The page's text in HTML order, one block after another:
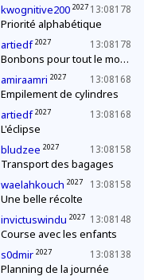
13:08178
kwognitive200 2027
Priorité alphabétique
13:08178
artiedf 2027
Bonbons pour tout le monde !
13:08168
amiraamri 2027
Empilement de cylindres
13:08168
artiedf 2027
L'éclipse
13:08158
bludzee 2027
Transport des bagages
13:08158
waelahkouch 2027
Une belle récolte
13:08148
invictuswindu 2027
Course avec les enfants
13:08138
s0dmir 2027
Planning de la journée